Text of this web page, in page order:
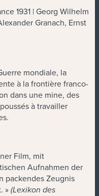
1931 | Georg Wilhelm
Granach, Ernst
mondiale, la
à la frontière franco-
dans une mine, des
à travailler
Film, mit
Aufnahmen der
packendes Zeugnis
» (Lexikon des